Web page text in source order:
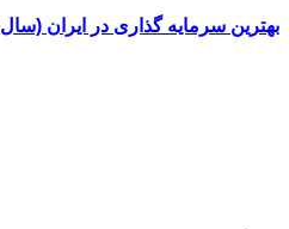
بهترین سرمایه گذاری در ایران (سال 1403)، ریسک کم و سود بالا